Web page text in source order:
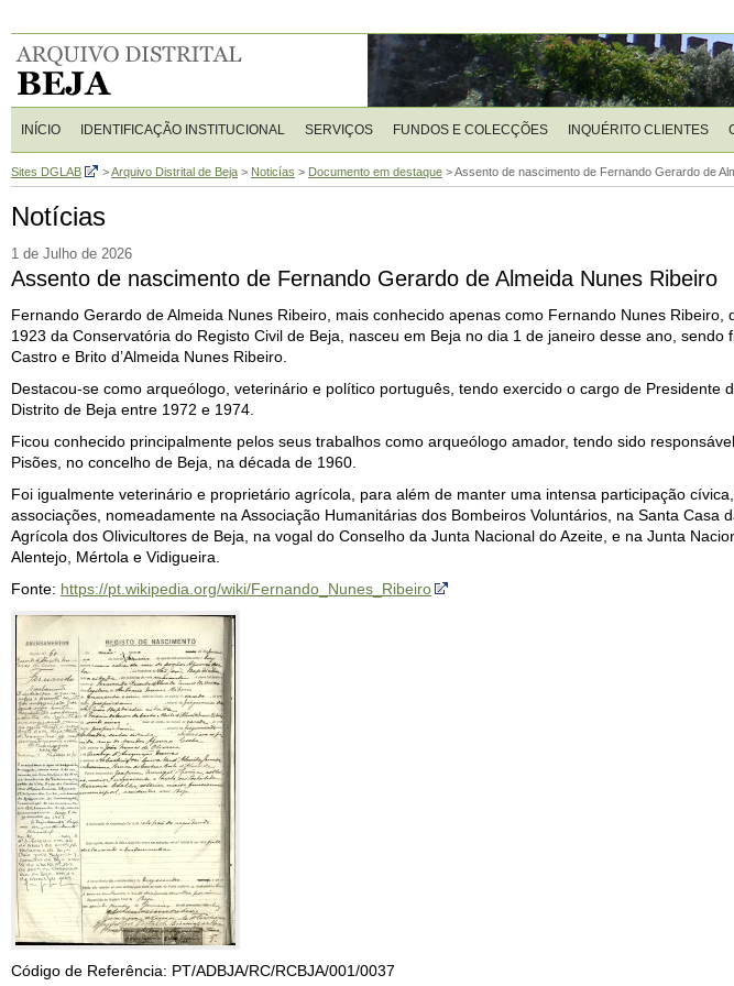
INÍCIO IDENTIFICAÇÃO INSTITUCIONAL SERVIÇOS FUNDOS E COLECÇÕES INQUÉRITO CLIENTES
Sites DGLAB >Arquivo Distrital de Beja > Noticías > Documento em destaque >Assento de nascimento de Fernando Gerardo de
Notícias
1 de Julho de 2026
Assento de nascimento de Fernando Gerardo de Almeida Nunes Ribeiro
Fernando Gerardo de Almeida Nunes Ribeiro, mais conhecido apenas como Fernando Nunes
1923 da Conservatória do Registo Civil de Beja, nasceu em Beja no dia 1 de janeiro desse ano,
Castro e Brito d’Almeida Nunes Ribeiro.
Destacou-se como arqueólogo, veterinário e político português, tendo exercido o cargo de Presidente
Distrito de Beja entre 1972 e 1974.
Ficou conhecido principalmente pelos seus trabalhos como arqueólogo amador, tendo sido
Pisões, no concelho de Beja, na década de 1960.
Foi igualmente veterinário e proprietário agrícola, para além de manter uma intensa participação
associações, nomeadamente na Associação Humanitárias dos Bombeiros Voluntários, na Santa Casa
Agrícola dos Olivicultores de Beja, na vogal do Conselho da Junta Nacional do Azeite, e na Junta
Alentejo, Mértola e Vidigueira.
Fonte: https://pt.wikipedia.org/wiki/Fernando_Nunes_Ribeiro
Código de Referência: PT/ADBJA/RC/RCBJA/001/0037